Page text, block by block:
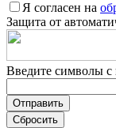
Я согласен на
Защита от
Введите символы с